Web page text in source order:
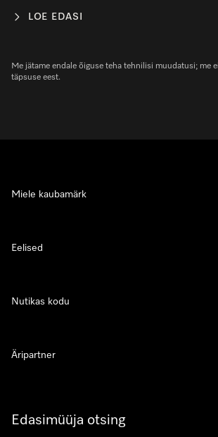
LOE EDASI
Me jätame endale õiguse teha tehnilisi muudatusi; me
täpsuse eest.
Edasimüüja otsing
Miele kaubamärk
Eelised
Nutikas kodu
Äripartner